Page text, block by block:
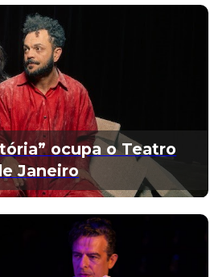
ocupa o Teatro
Janeiro